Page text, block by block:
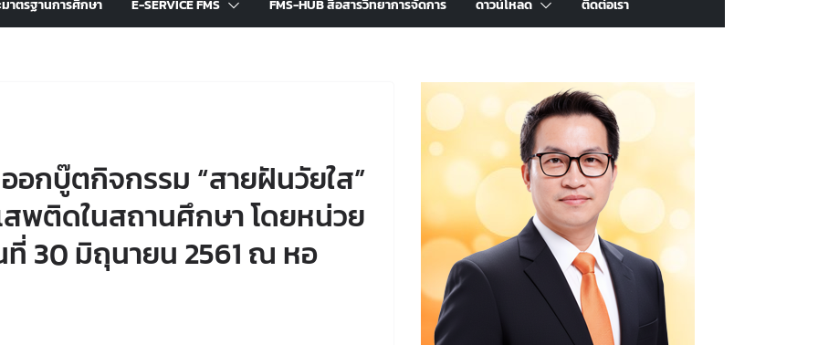
าตรฐานการศึกษา E-SERVICE FMS FMS-HUB สื่อสารวิทยาการจัดการ ดาวน์โหลด ติดต่อเรา
อกบู๊ตกิจกรรม “สายฝันวัยใส”
พติดในสถานศึกษา โดยหน่วย
30 มิถุนายน 2561 ณ หอ